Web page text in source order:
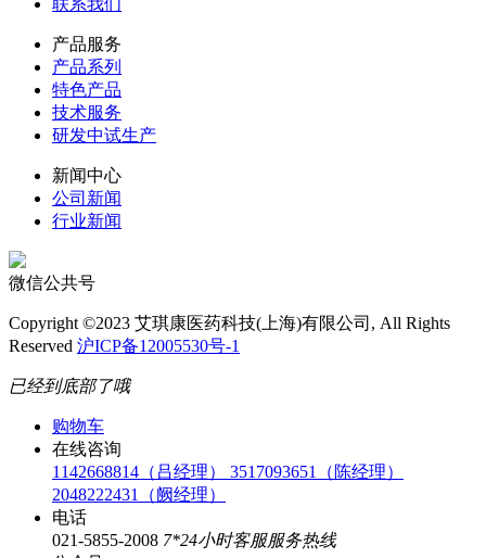
产品服务
产品系列
特色产品
技术服务
研发中试生产
新闻中心
公司新闻
行业新闻
微信公共号
Copyright ©2023 艾琪康医药科技(上海)有限公司, All Rights
Reserved 沪ICP备12005530号-1
已经到底部了哦
购物车
在线咨询
1142668814（吕经理） 3517093651（陈经理）
2048222431（阙经理）
电话
021-5855-2008 7*24小时客服服务热线